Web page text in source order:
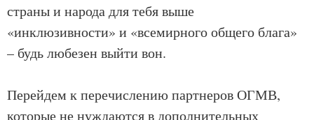
страны и народа для тебя выше
«инклюзивности» и «всемирного общего блага»
– будь любезен выйти вон.
Перейдем к перечислению партнеров ОГМВ,
которые не нуждаются в дополнительных